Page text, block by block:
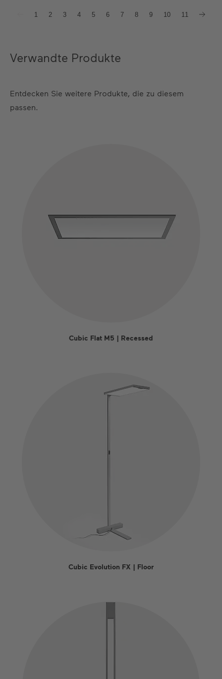
1 2 3 4 5 6 7 8 9 10 11
Verwandte Produkte
Entdecken Sie weitere Produkte, die zu diesem
passen.
Cubic Flat M5 | Recessed
Cubic Evolution FX | Floor